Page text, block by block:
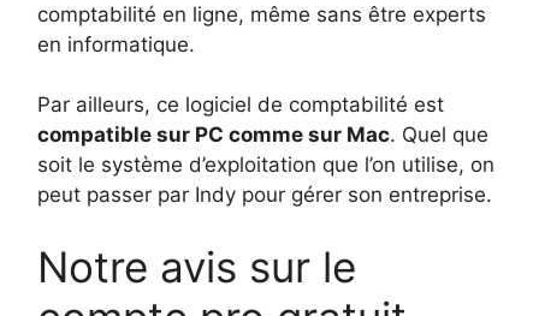
comptabilité en ligne, même sans être experts
en informatique.
Par ailleurs, ce logiciel de comptabilité est
compatible sur PC comme sur Mac. Quel que
soit le système d’exploitation que l’on utilise, on
peut passer par Indy pour gérer son entreprise.
Notre avis sur le